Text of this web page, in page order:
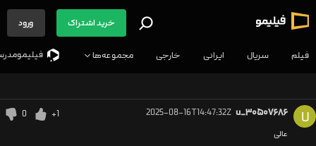
فیلم سریال ایرانی خارجی مجموعه‌ها
خرید اشتراک ورود
U u_۳۰۵۰۷۶۸۶ 2025-08-16T14:47:32Z
+1
0
عالی